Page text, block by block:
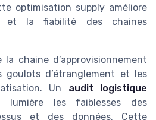
optimisation supply améliore
et la fiabilité des chaines
chaine d’approvisionnement
goulots d’étranglement et les
Un audit logistique
les faiblesses des
et des données. Cette